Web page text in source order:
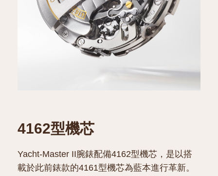
4162型機芯
Yacht-Master II腕錶配備4162型機芯，是以搭
載於此前錶款的4161型機芯為藍本進行革新。